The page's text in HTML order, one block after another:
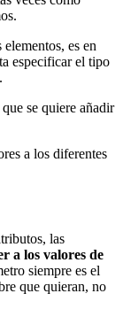
es en
especificar el tipo
se quiere añadir
a los diferentes
las
a los valores de
siempre es el
que quieran, no